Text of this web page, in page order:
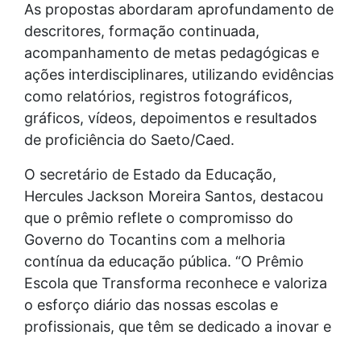
As propostas abordaram aprofundamento de
descritores, formação continuada,
acompanhamento de metas pedagógicas e
ações interdisciplinares, utilizando evidências
como relatórios, registros fotográficos,
gráficos, vídeos, depoimentos e resultados
de proficiência do Saeto/Caed.
O secretário de Estado da Educação,
Hercules Jackson Moreira Santos, destacou
que o prêmio reflete o compromisso do
Governo do Tocantins com a melhoria
contínua da educação pública. “O Prêmio
Escola que Transforma reconhece e valoriza
o esforço diário das nossas escolas e
profissionais, que têm se dedicado a inovar e